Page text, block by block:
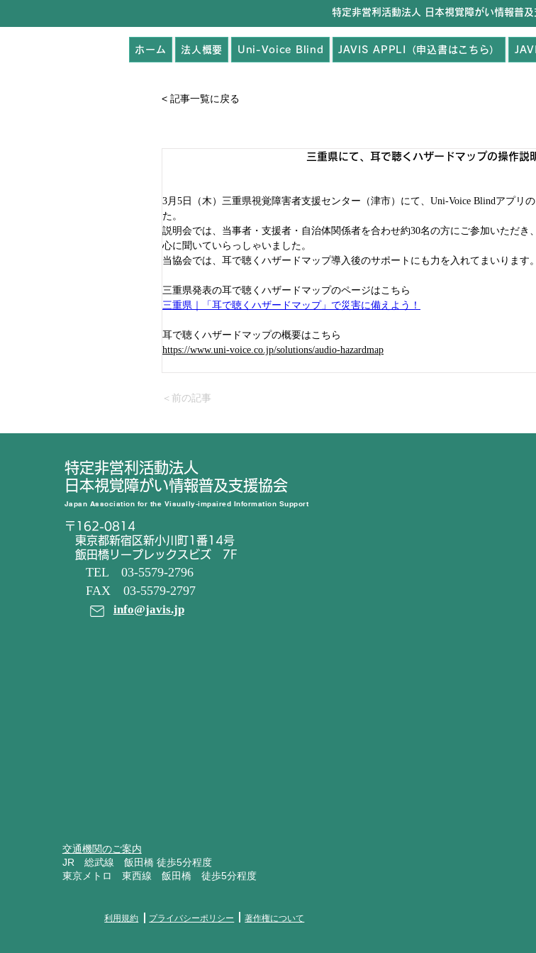
特定非営利活動法人 日本視覚障がい情報普及
ホーム 法人概要 Uni-Voice Blind JAVIS APPLI（申込書はこちら）
< 記事一覧に戻る
三重県にて、耳で聴くハザードマップの操作説
3月5日（木）三重県視覚障害者支援センター（津市）にて、Uni-Voice Blindアプリ
た。
説明会では、当事者・支援者・自治体関係者を合わせ約30名の方にご参加いただ
心に聞いていらっしゃいました。
当協会では、耳で聴くハザードマップ導入後のサポートにも力を入れてまいります。
三重県発表の耳で聴くハザードマップのページはこちら
三重県｜「耳で聴くハザードマップ」で災害に備えよう！
耳で聴くハザードマップの概要はこちら
https://www.uni-voice.co.jp/solutions/audio-hazardmap
＜前の記事
特定非営利活動法人
日本視覚障がい情報普及支援協会
Japan Association for the Visually-impaired Information Support
〒162-0814
東京都新宿区新小川町1番14号
飯田橋リープレックスビズ 7F
TEL 03-5579-2796
FAX 03-5579-2797
info@javis.jp
交通機関のご案内
JR 総武線 飯田橋 徒歩5分程度
​東京メトロ 東西線 飯田橋 徒歩5分程度
利用規約 プライバシーポリシー 著作権について